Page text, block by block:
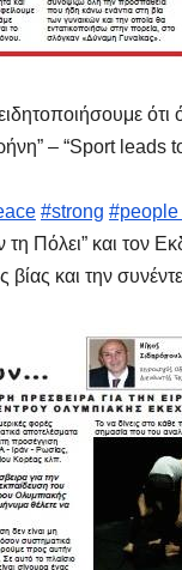
– “Sport
#strong #people
Πόλει” και τον
βίας και την